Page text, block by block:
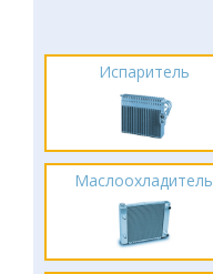
Испаритель
Маслоохладитель